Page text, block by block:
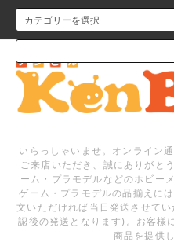
いらっしゃいませ。オンライン
ご来店いただき、誠にありがと
ーム・プラモデルなどのホビー
ゲーム・プラモデルの品揃えに
文いただければ当日発送させて
認後の発送となります)。お客様
商品を提供